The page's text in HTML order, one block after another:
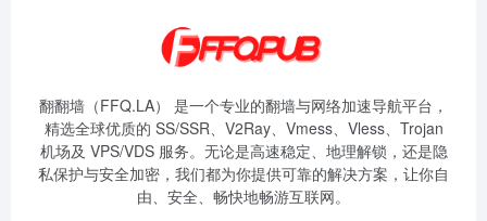
翻翻墙（FFQ.LA） 是一个专业的翻墙与网络加速导航平台，
精选全球优质的 SS/SSR、V2Ray、Vmess、Vless、Trojan
机场及 VPS/VDS 服务。无论是高速稳定、地理解锁，还是隐
私保护与安全加密，我们都为你提供可靠的解决方案，让你自
由、安全、畅快地畅游互联网。